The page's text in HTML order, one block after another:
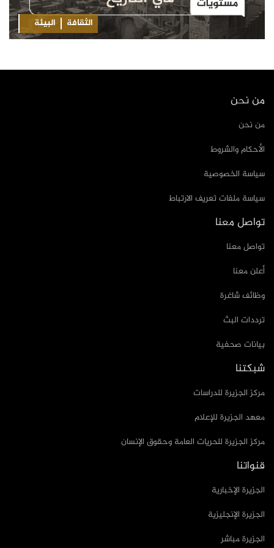
الثقافة البيئة
من نحن
من نحن
الأحكام والشروط
سياسة الخصوصية
سياسة ملفات تعريف الارتباط
تواصل معنا
تواصل معنا
أعلن معنا
وظائف شاغرة
ترددات البث
بيانات صحفية
شبكتنا
مركز الجزيرة للدراسات
معهد الجزيرة للإعلام
مركز الجزيرة للحريات العامة وحقوق الإنسان
قنواتنا
الجزيرة الإخبارية
الجزيرة الإنجليزية
الجزيرة مباشر